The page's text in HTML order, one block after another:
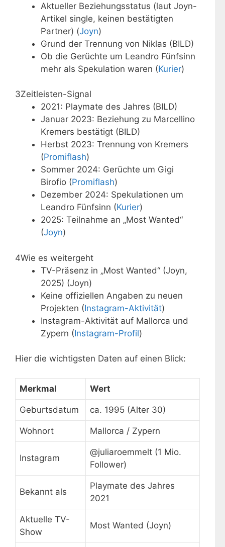
Aktueller Beziehungsstatus (laut Joyn-
Artikel single, keinen bestätigten
Partner) (Joyn)
Grund der Trennung von Niklas (BILD)
Ob die Gerüchte um Leandro Fünfsinn
mehr als Spekulation waren (Kurier)
3Zeitleisten-Signal
2021: Playmate des Jahres (BILD)
Januar 2023: Beziehung zu Marcellino
Kremers bestätigt (BILD)
Herbst 2023: Trennung von Kremers
(Promiflash)
Sommer 2024: Gerüchte um Gigi
Birofio (Promiflash)
Dezember 2024: Spekulationen um
Leandro Fünfsinn (Kurier)
2025: Teilnahme an „Most Wanted“
(Joyn)
4Wie es weitergeht
TV-Präsenz in „Most Wanted“ (Joyn,
2025) (Joyn)
Keine offiziellen Angaben zu neuen
Projekten (Instagram-Aktivität)
Instagram-Aktivität auf Mallorca und
Zypern (Instagram-Profil)
Hier die wichtigsten Daten auf einen Blick:
Steckbrief
Römmelt
Merkmal Wert
Geburtsdatum ca. 1995 (Alter 30)
Wohnort Mallorca / Zypern
Instagram
@juliaroemmelt (1 Mio.
Follower)
Bekannt als
Playmate des Jahres
2021
Aktuelle TV-
Show
Most Wanted (Joyn)